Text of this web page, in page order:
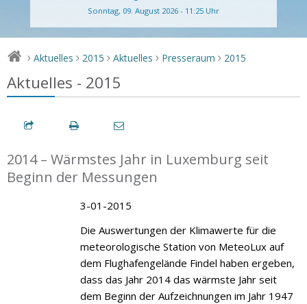
Sonntag, 09. August 2026 - 11:25 Uhr
> Aktuelles > 2015 > Aktuelles > Presseraum > 2015
Aktuelles - 2015
2014 – Wärmstes Jahr in Luxemburg seit
Beginn der Messungen
3-01-2015
Die Auswertungen der Klimawerte für die
meteorologische Station von MeteoLux auf
dem Flughafengelände Findel haben ergeben,
dass das Jahr 2014 das wärmste Jahr seit
dem Beginn der Aufzeichnungen im Jahr 1947